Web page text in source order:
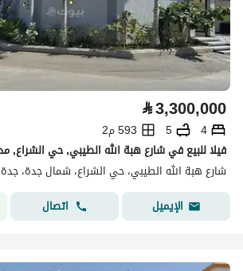
⃁3,300,000
4
5
593 م2
شارع هبة الله الطيبي، حي الشراع، شمال جدة، جدة
الإيميل
اتصال